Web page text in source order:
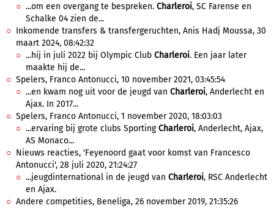
...om een overgang te bespreken. Charleroi, SC Farense en
Schalke 04 zien de...
Inkomende transfers & transfergeruchten, Anis Hadj Moussa, 30
maart 2024, 08:42:32
...hij in juli 2022 bij Olympic Club Charleroi. Een jaar later
maakte hij de...
Spelers, Franco Antonucci, 10 november 2021, 03:45:54
...en kwam nog uit voor de jeugd van Charleroi, Anderlecht en
Ajax. In 2017...
Spelers, Franco Antonucci, 1 november 2020, 18:03:03
...ervaring bij grote clubs SportingCharleroi, Anderlecht, Ajax,
AS Monaco...
Nieuws reacties, 'Feyenoord gaat voor komst van Francesco
Antonucci', 28 juli 2020, 21:24:27
...jeugdinternational in de jeugd van Charleroi, RSC Anderlecht
en Ajax.
Andere competities, Beneliga, 26 november 2019, 21:35:26